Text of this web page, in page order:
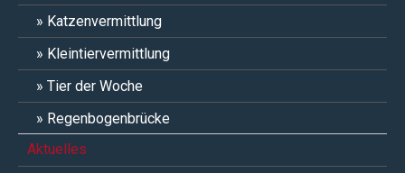
Katzenvermittlung
Kleintiervermittlung
Tier der Woche
Regenbogenbrücke
Aktuelles